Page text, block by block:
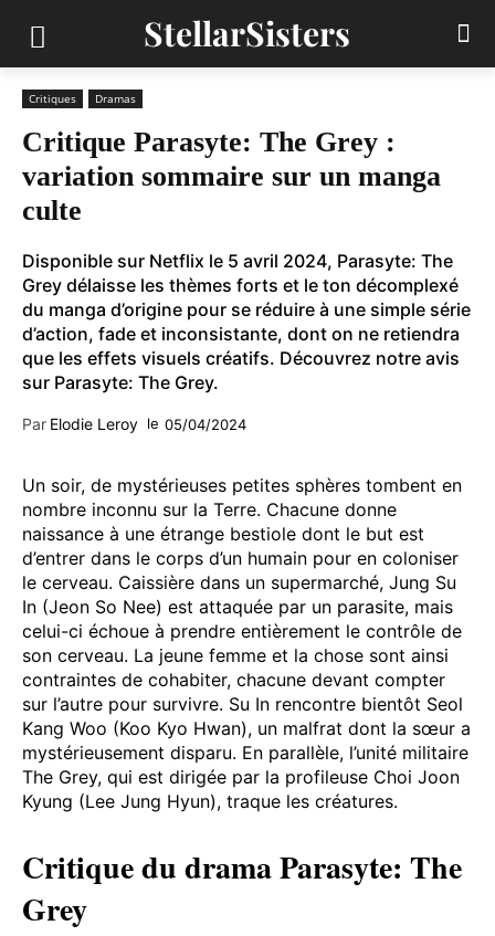
StellarSisters
Critiques Dramas
Critique Parasyte: The Grey :
variation sommaire sur un manga
culte
Disponible sur Netflix le 5 avril 2024, Parasyte: The
Grey délaisse les thèmes forts et le ton décomplexé
du manga d’origine pour se réduire à une simple série
d’action, fade et inconsistante, dont on ne retiendra
que les effets visuels créatifs. Découvrez notre avis
sur Parasyte: The Grey.
Par Elodie Leroy le 05/04/2024
Un soir, de mystérieuses petites sphères tombent en
nombre inconnu sur la Terre. Chacune donne
naissance à une étrange bestiole dont le but est
d’entrer dans le corps d’un humain pour en coloniser
le cerveau. Caissière dans un supermarché, Jung Su
In (Jeon So Nee) est attaquée par un parasite, mais
celui-ci échoue à prendre entièrement le contrôle de
son cerveau. La jeune femme et la chose sont ainsi
contraintes de cohabiter, chacune devant compter
sur l’autre pour survivre. Su In rencontre bientôt Seol
Kang Woo (Koo Kyo Hwan), un malfrat dont la sœur a
mystérieusement disparu. En parallèle, l’unité militaire
The Grey, qui est dirigée par la profileuse Choi Joon
Kyung (Lee Jung Hyun), traque les créatures.
Critique du drama Parasyte: The
Grey